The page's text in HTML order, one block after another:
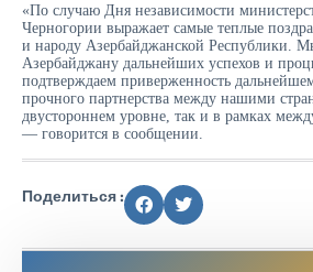
«По случаю Дня независимости
Черногории выражает самые теплые
и народу Азербайджанской Республики.
Азербайджану дальнейших успехов и
подтверждаем приверженность
прочного партнерства между нашими
двустороннем уровне, так и в рамках
— говорится в сообщении.
Поделиться :